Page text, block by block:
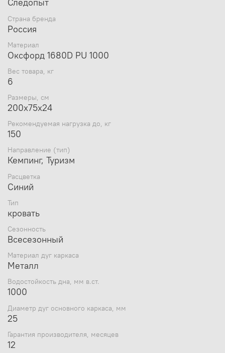
вес 6 кг
Видеообзор Следопыт Т.И.Ш.Ь П2 PF-CC-P2:
Следопыт
Страна бренда
Россия
Материал
Оксфорд 1680D PU 1000
Вес товара, кг
6
Размеры, см
200х75х24
Рекомендуемая нагрузка до, кг
150
Направление (тип)
Кемпинг, Туризм
Расцветка
Синий
Тип
кровать
Сезонность
Всесезонный
Материал дуг каркаса
Металл
Водостойкость дна, мм в.ст.
1000
Диаметр дуг основного каркаса, мм
25
Гарантия производителя, месяцев
12